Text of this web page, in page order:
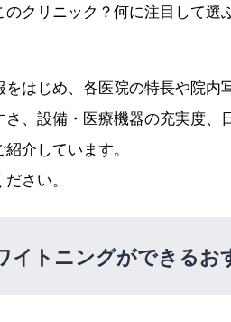
クリニック？何に注目して選
はじめ、各医院の特長や院内
、設備・医療機器の充実度
介しています。
さい。
イトニングができるお